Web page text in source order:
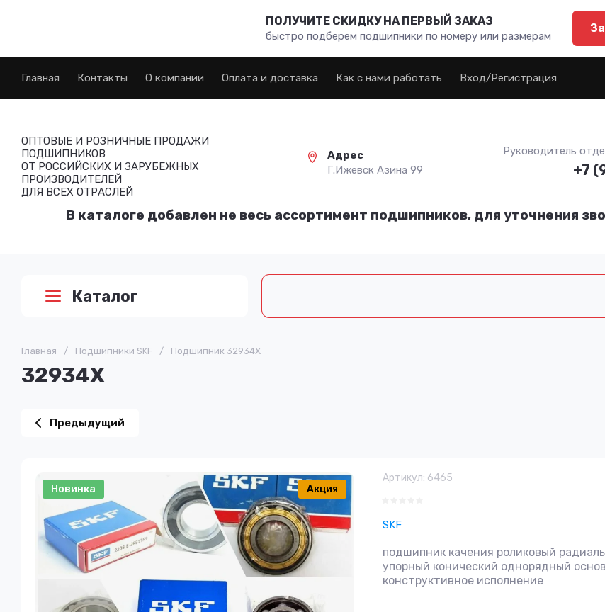
ПОЛУЧИТЕ СКИДКУ НА ПЕРВЫЙ ЗАКАЗ
быстро подберем подшипники по номеру или размерам
Главная Контакты О компании Оплата и доставка Как с нами работать Вход/Регистрация
ОПТОВЫЕ И РОЗНИЧНЫЕ ПРОДАЖИ
ПОДШИПНИКОВ
ОТ РОССИЙСКИХ И ЗАРУБЕЖНЫХ
ПРОИЗВОДИТЕЛЕЙ
ДЛЯ ВСЕХ ОТРАСЛЕЙ
Адрес
Г.Ижевск Азина 99
Руководитель
+7
В каталоге добавлен не весь ассортимент подшипников, для уточнения
Каталог
Главная / Подшипники SKF / Подшипник 32934X
32934X
Предыдущий
Новинка Акция
Артикул: 6465
SKF
подшипник качения роликовый
упорный конический однорядный
конструктивное исполнение